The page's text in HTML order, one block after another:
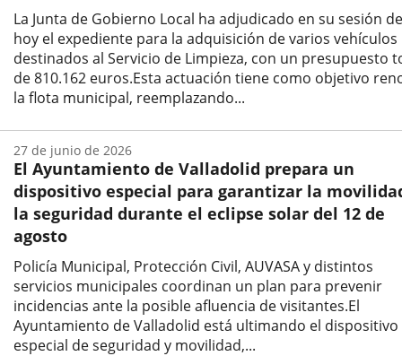
La Junta de Gobierno Local ha adjudicado en su sesión de
hoy el expediente para la adquisición de varios vehículos
destinados al Servicio de Limpieza, con un presupuesto
de 810.162 euros.Esta actuación tiene como objetivo
la flota municipal, reemplazando...
la
noticia
El Ayuntamiento de Valladolid prepara un
dispositivo especial para garantizar la
la seguridad durante el eclipse solar del 12 de
agosto
Policía Municipal, Protección Civil, AUVASA y distintos
servicios municipales coordinan un plan para prevenir
incidencias ante la posible afluencia de visitantes.El
Ayuntamiento de Valladolid está ultimando el dispositivo
especial de seguridad y movilidad,...
27 de junio de 2026